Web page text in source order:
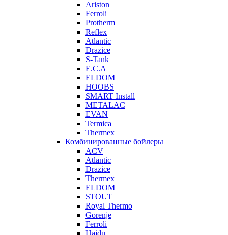
Ariston
Ferroli
Protherm
Reflex
Atlantic
Drazice
S-Tank
E.C.A
ELDOM
HOOBS
SMART Install
METALAC
EVAN
Termica
Thermex
Комбинированные бойлеры
ACV
Atlantic
Drazice
Thermex
ELDOM
STOUT
Royal Thermo
Gorenje
Ferroli
Hajdu